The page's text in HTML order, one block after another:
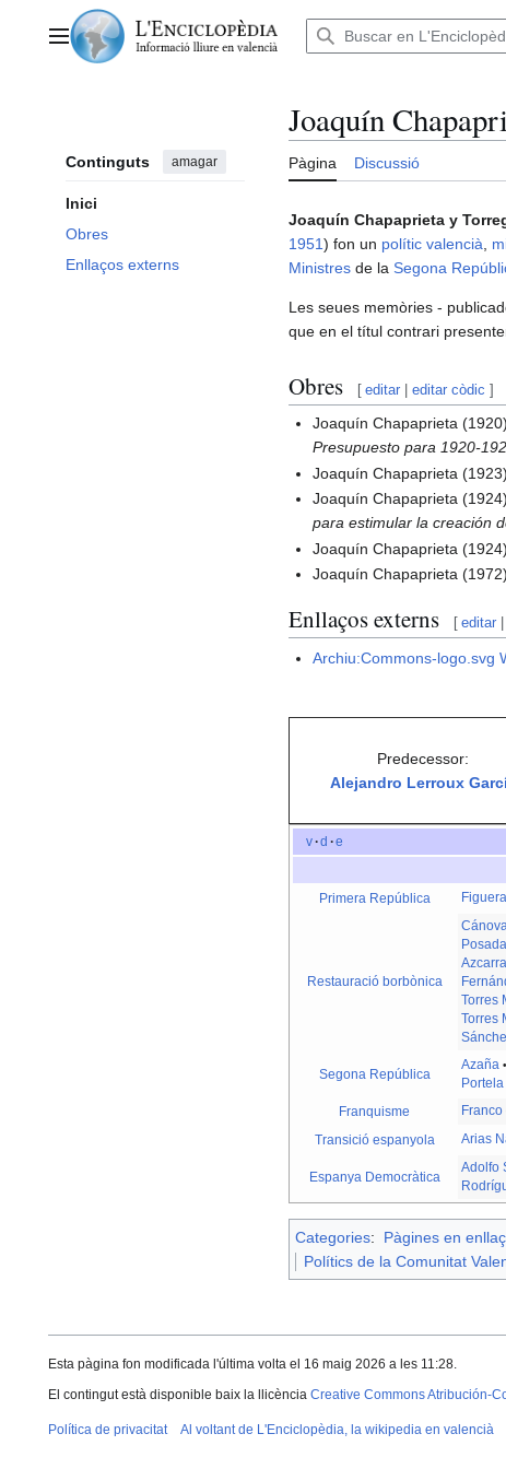
contingutMenú principal
Continguts amagar
Inici
Obres
Enllaços externs
Joaquín
Pàgina Discussió
Joaquín Chapaprieta y
1951) fon un polític valencià
Ministres de la Segona
Les seues memòries -
que en el títul contrari
Obres [ editar |editar còdic ]
Joaquín Chapaprieta
Presupuesto para 1920-
Joaquín Chapaprieta
Joaquín Chapaprieta
para estimular la creación
Joaquín Chapaprieta
Joaquín Chapaprieta
Enllaços externs [ editar
Archiu:Commons-logo.svg
Predecessor:
Alejandro Lerroux
v·d ·e
Primera República
Restauració borbònica
Torres
Torres
Segona República
Azaña •
Franquisme
Franco
Transició espanyola
Arias
Espanya Democràtica
Adolfo
Categories: Pàgines en
Polítics de la Comunitat
Esta pàgina fon modificada l'última volta el 16 maig 2026 a les 11:28.
El contingut està disponible baix la llicència Creative Commons Atribución-
Política de privacitat Al voltant de L'Enciclopèdia, la wikipedia en valencià